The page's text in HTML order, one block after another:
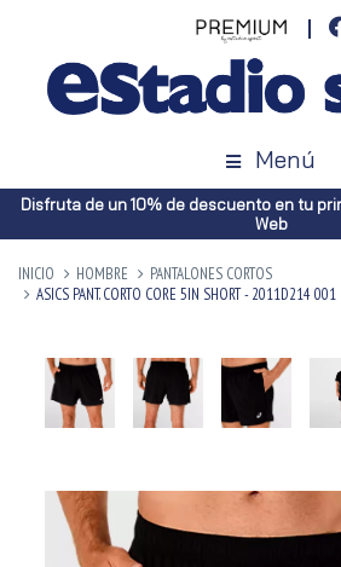
Menú
Disfruta de un 10% de descuento en tu
Web
INICIO HOMBRE
PANTALONES CORTOS
ASICS PANT. CORTO CORE 5IN SHORT - 2011D214 001